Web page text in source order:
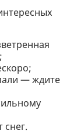
— ждите
снег.